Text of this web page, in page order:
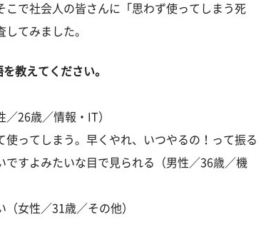
こで社会人の皆さんに「思わず使ってしまう死
てみました。
教えてください。
／26歳／情報・IT）
使ってしまう。早くやれ、いつやるの！って振る
ですよみたいな目で見られる（男性／36歳／機
（女性／31歳／その他）